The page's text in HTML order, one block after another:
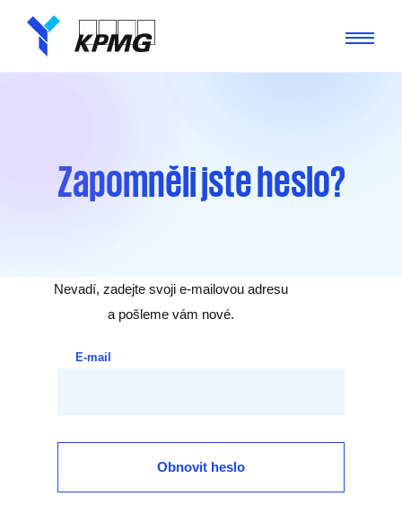
Zapomněli jste heslo?
Nevadí, zadejte svoji e-mailovou adresu
a pošleme vám nové.
E-mail
Obnovit heslo